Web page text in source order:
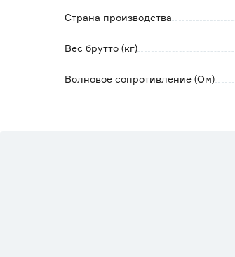
Страна производства
Вес брутто (кг)
Волновое сопротивление (Ом)